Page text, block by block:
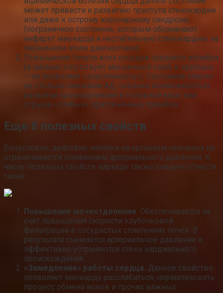
может привести к развитию приступа стенокардии
или даже к острому коронарному синдрому
(пограничное состояние, которым обозначают
инфаркт миокарда и нестабильную стенокардию на
первичном этапе диагностики).
Повышение тонуса всех сосудов среднего калибра
(в мелких отсутствует мышечный слой, в крупных
– не позволяет «эластичность»). Состояние опасно
не столько скачками АД, сколько возможностью
развития кровоизлияния в головной мозг или
отрыва «слабых» пристеночных тромбов.
Еще 8 полезных свойств
Безусловно, действие напитка на организм человека не
ограничивается снижением артериального давления. К
числу полезных свойств каркаде также следует отнести
такие:
Повышение мочеотделения. Обеспечивается за
счёт повышения скорости клубочковой
фильтрации в сосудистых сплетениях почек. В
результате снижается артериальное давление и
эффективно устраняются отёки кардиального
происхождения.
«Замедление» работы сердца. Данное свойство
позволяет миокарду расслабиться, нормализовать
процесс обмена ионов и прочих важных